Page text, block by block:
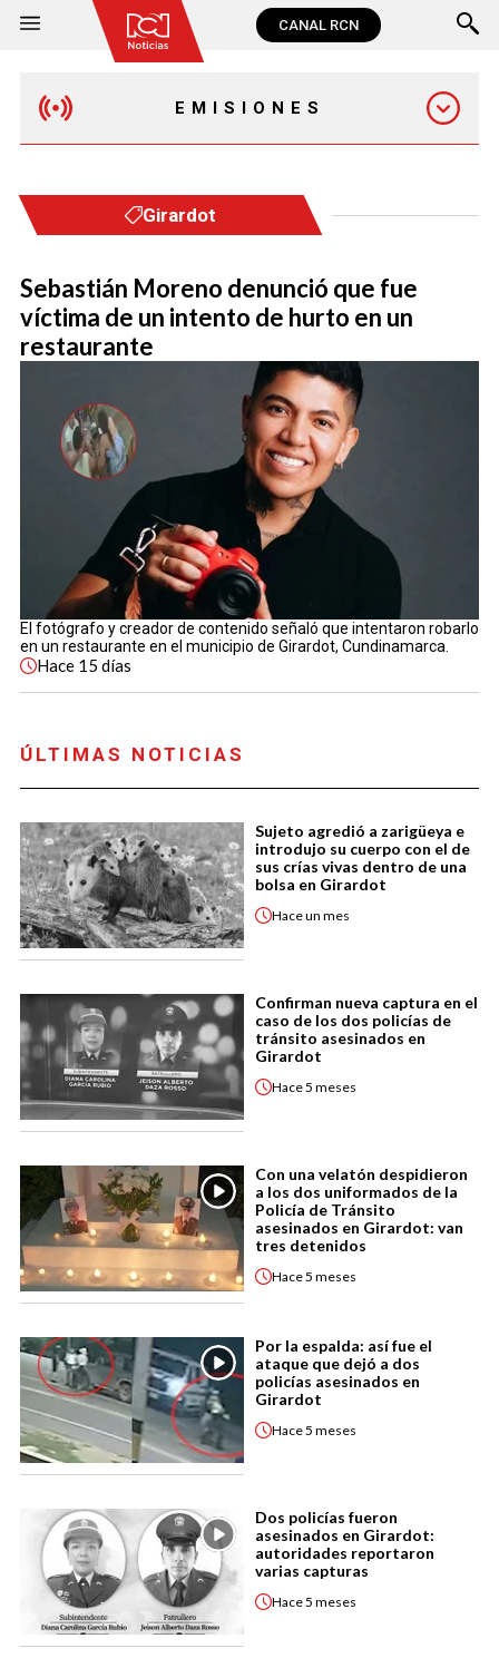
CANAL RCN
EMISIONES
EMISIÓN 7:00 PM
EMISIÓN 11:30 PM
Girardot
Sebastián Moreno denunció que fue
víctima de un intento de hurto en un
restaurante
El fotógrafo y creador de contenido señaló que intentaron robarlo
en un restaurante en el municipio de Girardot, Cundinamarca.
Hace 15 días
ÚLTIMAS NOTICIAS
Sujeto agredió a zarigüeya e
introdujo su cuerpo con el de
sus crías vivas dentro de una
bolsa en Girardot
Haceun mes
Confirman nueva captura en el
caso de los dos policías de
tránsito asesinados en
Girardot
Hace5 meses
Con una velatón despidieron
a los dos uniformados de la
Policía de Tránsito
asesinados en Girardot: van
tres detenidos
Hace5 meses
Por la espalda: así fue el
ataque que dejó a dos
policías asesinados en
Girardot
Hace5 meses
Dos policías fueron
asesinados en Girardot:
autoridades reportaron
varias capturas
Hace5 meses